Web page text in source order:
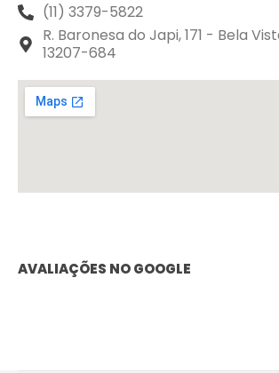
(11) 3379-5822
R. Baronesa do Japi, 171 - Bela
13207-684
AVALIAÇÕES NO GOOGLE